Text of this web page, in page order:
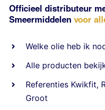
Officieel distributeur
Smeermiddelen voor
Welke olie heb ik
Alle producten
Referenties Kwikfit,
Groot